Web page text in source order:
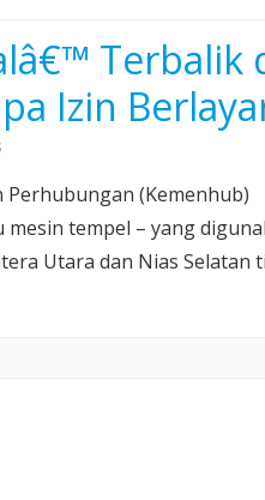
Terbalik
Izin
on
â€˜Kapalâ€™
Terbalik
di
Perhubungan (Kemenhub)
tempel – yang
Utara dan Nias Selatan